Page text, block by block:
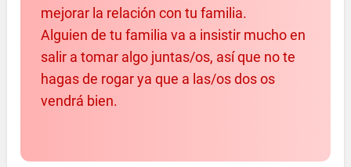
mejorar la relación con tu familia.
Alguien de tu familia va a insistir mucho en
salir a tomar algo juntas/os, así que no te
hagas de rogar ya que a las/os dos os
vendrá bien.